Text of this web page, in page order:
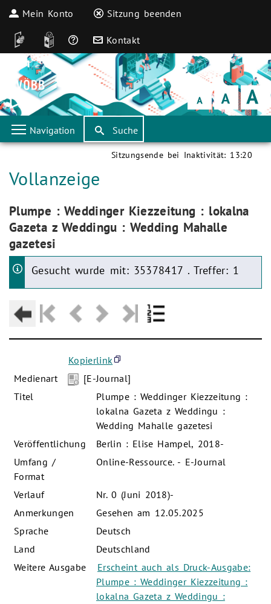
Mein Konto Sitzung beenden
DGS Leichte Sprache
Häufige Fragen
Kontakt
Schrift
klein Schrift
normal Schrift
groß
Navigation Suche
Sitzungsende bei Inaktivität: 13:20
Aktuelle Seite:
Vollanzeige
Aktuelle Seite:
Plumpe : Weddinger Kiezzeitung : lokalna
Gazeta z Weddingu : Wedding Mahalle
gazetesi
Gesucht wurde mit: 35378417 . Treffer: 1
Kopierlink
Medienart
[E-Journal]
Titel
Plumpe : Weddinger Kiezzeitung :
lokalna Gazeta z Weddingu :
Wedding Mahalle gazetesi
Veröffentlichung
Berlin : Elise Hampel, 2018-
Umfang /
Format
Online-Ressource. - E-Journal
Verlauf
Nr. 0 (Juni 2018)-
Anmerkungen
Gesehen am 12.05.2025
Sprache
Deutsch
Land
Deutschland
Weitere Ausgabe
Erscheint auch als Druck-Ausgabe:
Plumpe : Weddinger Kiezzeitung :
lokalna Gazeta z Weddingu :